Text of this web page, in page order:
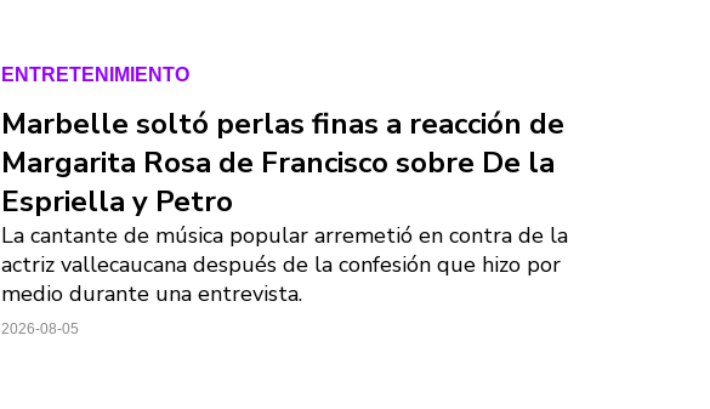
ENTRETENIMIENTO
Marbelle soltó perlas finas a reacción de
Margarita Rosa de Francisco sobre De la
Espriella y Petro
La cantante de música popular arremetió en contra de la
actriz vallecaucana después de la confesión que hizo por
medio durante una entrevista.
2026-08-05